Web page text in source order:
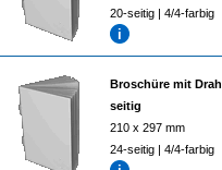
20-seitig | 4/4-farbig
Broschüre mit
seitig
210 x 297 mm
24-seitig | 4/4-farbig